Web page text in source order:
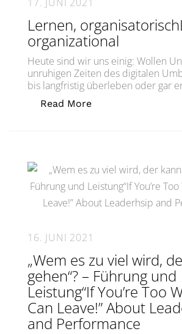
Lernen,
organizational
Heute sind wir uns einig: Wollen
unruhigen Zeiten des digitalen
bis langfristig überleben oder gar
Read More„Lernen,
16. JUNI 2021
„Wem es zu viel wird,
gehen“? – Führung und
Leistung“If You’re Too
Can Leave!” About
and Performance